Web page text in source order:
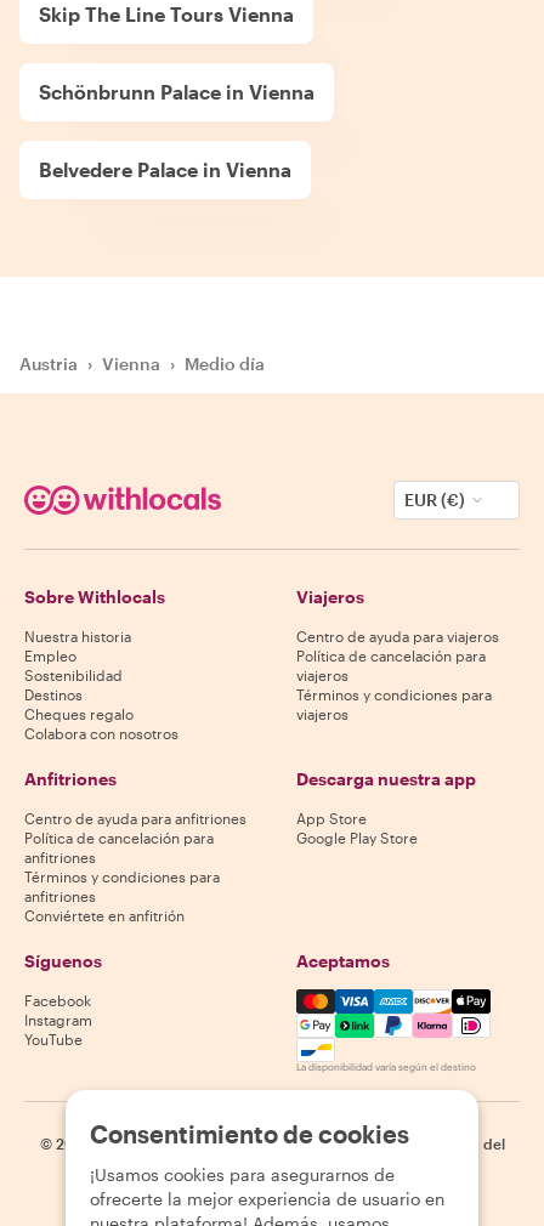
Skip The Line Tours Vienna
Schönbrunn Palace in Vienna
Belvedere Palace in Vienna
Austria › Vienna › Medio día
EUR (€)
Sobre Withlocals
Nuestra historia
Empleo
Sostenibilidad
Destinos
Cheques regalo
Colabora con nosotros
Viajeros
Centro de ayuda para viajeros
Política de cancelación para
viajeros
Términos y condiciones para
viajeros
Anfitriones
Centro de ayuda para anfitriones
Política de cancelación para
anfitriones
Términos y condiciones para
anfitriones
Conviértete en anfitrión
Descarga nuestra app
App Store
Google Play Store
Síguenos
Facebook
Instagram
YouTube
Aceptamos
Mastercard, Visa, Amex,
La disponibilidad varía según el destino
© 2026 Withlocals.com | Política de privacidad | Cookies
Mapa del
Consentimiento de cookies
¡Usamos cookies para asegurarnos de
ofrecerte la mejor experiencia de usuario en